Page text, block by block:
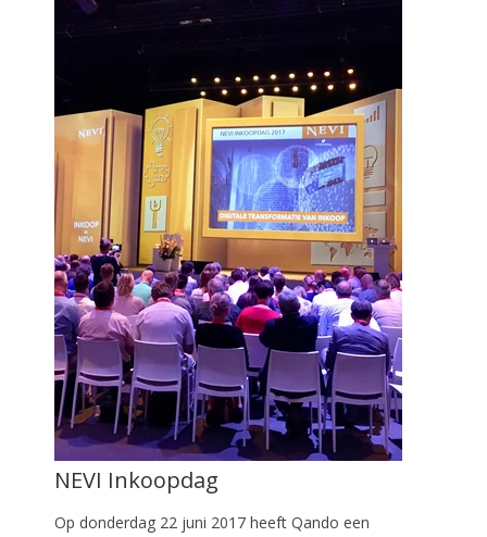
NEVI Inkoopdag
Op donderdag 22 juni 2017 heeft Qando een